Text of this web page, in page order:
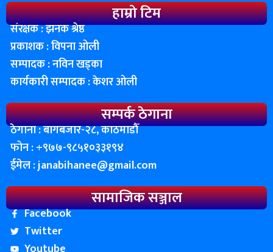
हाम्रो टिम
संरक्षक : झनक श्रेष्ठ
प्रकाशक : विपना ओली
सम्पादक : नविन खड्का
कार्यकारी सम्पादक : केशर ओली
सम्पर्क ठेगाना
ठेगाना : बागबजार-२८, काठमाडाैँ
फोन : ‌+९७७-९८५१०३३१९४
ईमेल :janabihanee@gmail.com
सामाजिक सञ्जाल
Facebook
Twitter